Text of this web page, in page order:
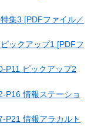
集3 [PDFファイル／
ックアップ1 [PDFフ
P11 ピックアップ2
P16 情報ステーショ
P21 情報アラカルト